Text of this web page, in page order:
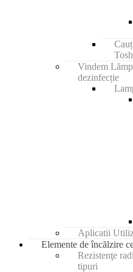
Vindem
dezinfecție
Aplicatii
Elemente de încălzire
Rezistenţe
tipuri